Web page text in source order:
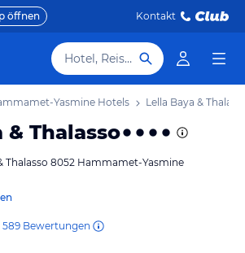
öffnen Kontakt
Hotel, Reiseziel
Yasmine Hotels Lella Baya &
& Thalasso
Thalasso 8052 Hammamet-Yasmine
589 Bewertungen